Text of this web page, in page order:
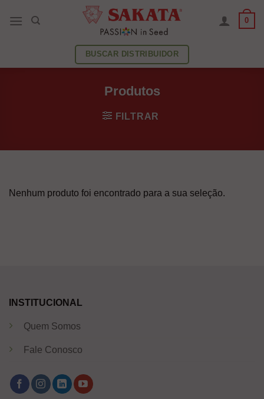
0
BUSCAR DISTRIBUIDOR
Produtos
FILTRAR
Nenhum produto foi encontrado para a sua seleção.
INSTITUCIONAL
Quem Somos
Fale Conosco